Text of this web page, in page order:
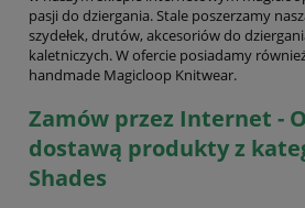
pasji do dziergania. Stale poszerzamy
szydełek, drutów, akcesoriów do
kaletniczych. W ofercie posiadamy
handmade Magicloop Knitwear.
Zamów przez Internet -
dostawą produkty z
Shades